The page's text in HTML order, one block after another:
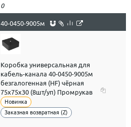
0
40-0450-9005м
Коробка универсальная для
кабель-канала 40-0450-9005м
безгалогенная (HF) чёрная
75х75х30 (8шт/уп) Промрукав
Новинка
Заказная возвратная (Z)